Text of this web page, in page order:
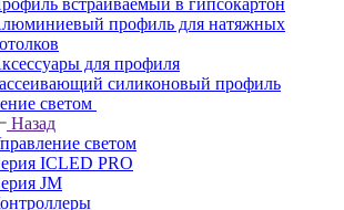
встраиваемый в гипсокартон
профиль для натяжных
для профиля
силиконовый профиль
светом
Назад
светом
ICLED PRO
JM